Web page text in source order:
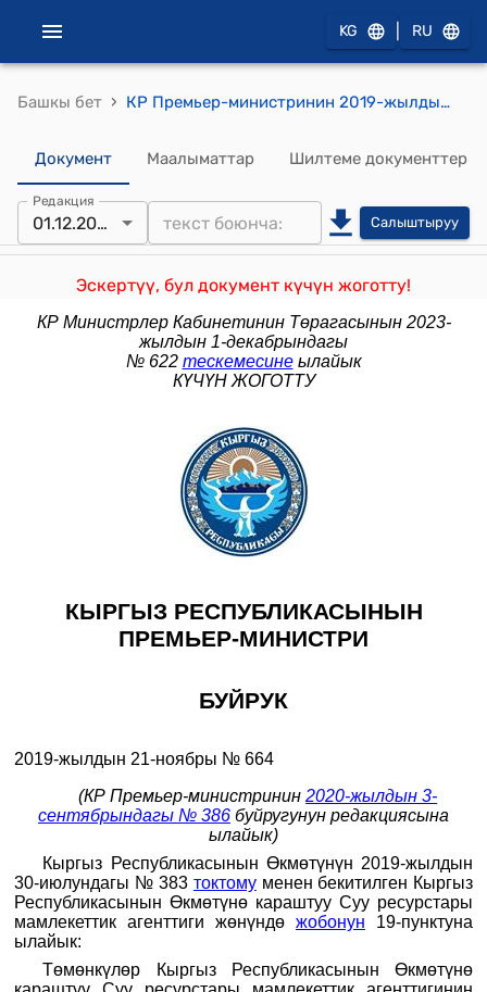
KG RU
Башкы бет › КР Премьер-министринин 2019-жылдын 21-ноябрындагы № 664 (Кыргыз Республикасынын Өкмөтүнө караштуу Суу ресурстары мамлекеттик агенттигинин коллегия мүчөлөрүн бекитүү жөнүндө) буйругу
Документ Маалыматтар Шилтеме документтер
Редакция
01.12.2023 Салыштыруу
Эскертүү, бул документ күчүн жоготту!